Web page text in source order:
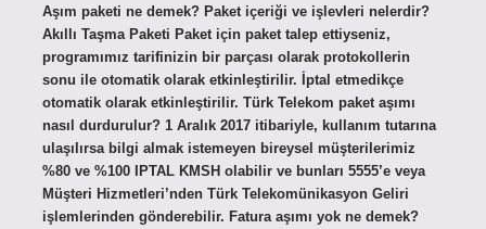
Aşım paketi ne demek? Paket içeriği ve işlevleri nelerdir?
Akıllı Taşma Paketi Paket için paket talep ettiyseniz,
programımız tarifinizin bir parçası olarak protokollerin
sonu ile otomatik olarak etkinleştirilir. İptal etmedikçe
otomatik olarak etkinleştirilir. Türk Telekom paket aşımı
nasıl durdurulur? 1 Aralık 2017 itibariyle, kullanım tutarına
ulaşılırsa bilgi almak istemeyen bireysel müşterilerimiz
%80 ve %100 IPTAL KMSH olabilir ve bunları 5555’e veya
Müşteri Hizmetleri’nden Türk Telekomünikasyon Geliri
işlemlerinden gönderebilir. Fatura aşımı yok ne demek?